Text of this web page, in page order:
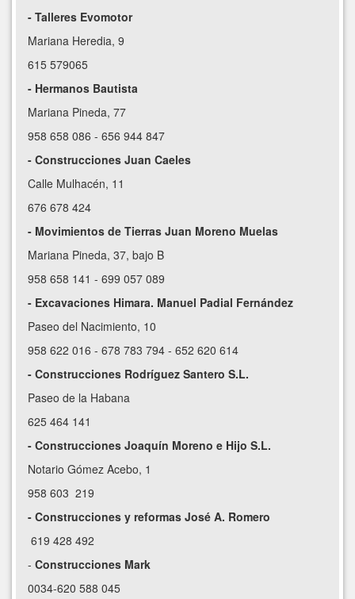
- Talleres Evomotor
Mariana Heredia, 9
615 579065
- Hermanos Bautista
Mariana Pineda, 77
958 658 086 - 656 944 847
- Construcciones Juan Caeles
Calle Mulhacén, 11
676 678 424
- Movimientos de Tierras Juan Moreno Muelas
Mariana Pineda, 37, bajo B
958 658 141 - 699 057 089
- Excavaciones Himara. Manuel Padial Fernández
Paseo del Nacimiento, 10
958 622 016 - 678 783 794 - 652 620 614
- Construcciones Rodríguez Santero S.L.
Paseo de la Habana
625 464 141
- Construcciones Joaquín Moreno e Hijo S.L.
Notario Gómez Acebo, 1
958 603 219
- Construcciones y reformas José A. Romero
619 428 492
- Construcciones Mark
0034-620 588 045